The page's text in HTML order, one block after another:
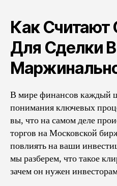
Как
Для Сделки
В мире финансов каждый
понимания ключевых
вы, что на самом деле
торгов на Московской
повлиять на ваши
мы разберем, что такое
зачем он нужен